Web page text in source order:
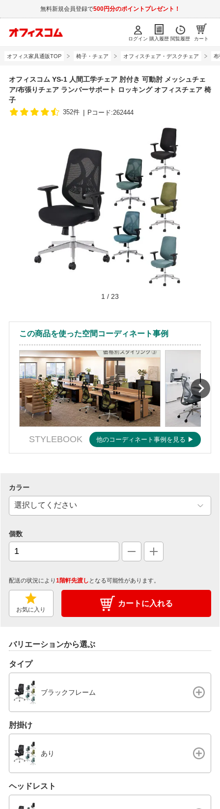
無料新規会員登録で500円分のポイントプレゼント！
ログイン 購入履歴 閲覧履歴 カート
オフィス家具通販TOP 椅子・チェア オフィスチェア・デスクチェア 布
オフィスコム YS-1 人間工学チェア 肘付き 可動肘 メッシュチェ
ア/布張りチェア ランバーサポート ロッキング オフィスチェア 椅
子
352件 Pコード:262444
1 / 23
この商品を使った空間コーディネート事例
STYLEBOOK 他のコーディネート事例を見る ▶
カラー
個数
配送の状況により 1階軒先渡し となる可能性があります。
お気に入り
カートに入れる
バリエーションから選ぶ
タイプ
ブラックフレーム
肘掛け
あり
ヘッドレスト